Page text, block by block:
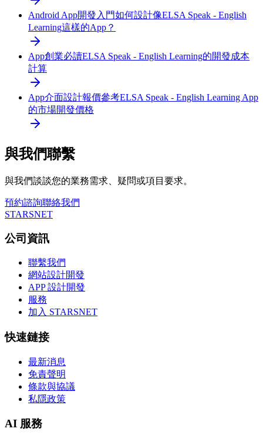
Android App開發入門如何設計像ELSA Speak - English
Learning這樣的App？
App創業必讀ELSA Speak - English Learning的開發成本
計算
App介面設計報價參考ELSA Speak - English Learning App
的市場開發價格
與我們聯繫
與我們談談您的業務需求、疑問或項目要求。
預約諮詢聯絡我們
STARSNET
公司資訊
聯繫我們
網站設計開發
APP 設計開發
服務
加入 STARSNET
快速鏈接
最新消息
免責聲明
條款與協議
私隱政策
AI 服務